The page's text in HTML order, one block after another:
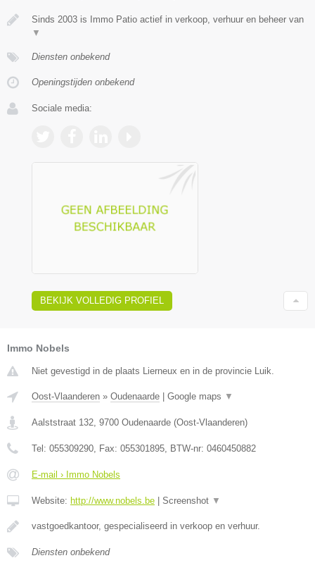
Sinds 2003 is Immo Patio actief in verkoop, verhuur en beheer van
▼
Diensten onbekend
Openingstijden onbekend
Sociale media:
BEKIJK VOLLEDIG PROFIEL
Immo Nobels
Niet gevestigd in de plaats Lierneux en in de provincie Luik.
Oost-Vlaanderen » Oudenaarde | Google maps ▼
Aalststraat 132 9700 Oudenaarde (Oost-Vlaanderen)
Tel: 055309290 , Fax: 055301895 , BTW-nr: 0460450882
E-mail › Immo Nobels
Website: http://www.nobels.be | Screenshot ▼
vastgoedkantoor, gespecialiseerd in verkoop en verhuur.
Diensten onbekend